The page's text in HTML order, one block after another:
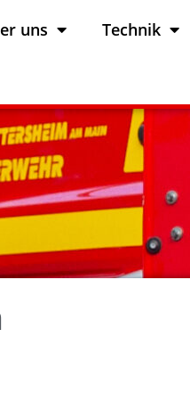
uns Technik